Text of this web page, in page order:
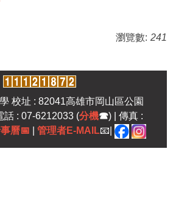
瀏覽數: 241
校址 : 82041高雄市岡山區公園
話 : 07-6212033 (分機☎) | 傳真 :
曆📅 管理者E-MAIL📧|